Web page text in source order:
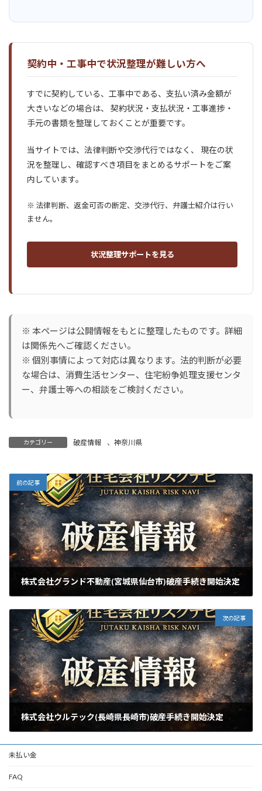
契約中・工事中で状況整理が難しい方へ
すでに契約している、工事中である、支払い済み金額が
大きいなどの場合は、 契約状況・支払状況・工事進捗・
手元の書類を整理しておくことが重要です。
当サイトでは、法律判断や交渉代行ではなく、 現在の状
況を整理し、確認すべき項目をまとめるサポートをご案
内しています。
※ 法律判断、返金可否の断定、交渉代行、弁護士紹介は行い
ません。
状況整理サポートを見る
※ 本ページは公開情報をもとに整理したものです。詳細
は関係先へご確認ください。
※ 個別事情によって対応は異なります。法的判断が必要
な場合は、消費生活センター、住宅紛争処理支援センタ
ー、弁護士等への相談をご検討ください。
カテゴリー 破産情報 、 神奈川県
前の記事
株式会社グランド不動産(宮城県仙台市)破産手続き開始決定
次の記事
株式会社ウルテック(長崎県長崎市)破産手続き開始決定
未払い金
FAQ